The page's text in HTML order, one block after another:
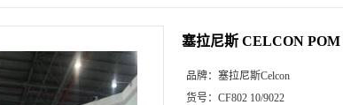
塞拉尼斯 CELCON POM
品牌： 塞拉尼斯Celcon
货号： CF802 10/9022